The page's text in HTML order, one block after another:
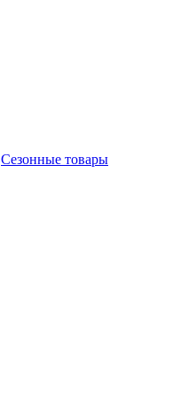
Сезонные товары